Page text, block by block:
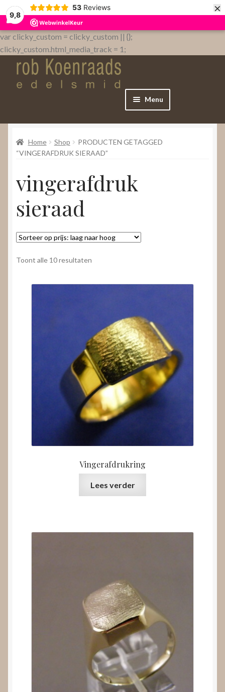
9,8
53 Reviews ×
var clicky_custom = clicky_custom || {};
clicky_custom.html_media_track = 1;
Menu
Home
WebShop
Over
Contact
Nieuws
Video’s
Home Shop
PRODUCTEN GETAGGED
“VINGERAFDRUK SIERAAD”
vingerafdruk
sieraad
Toont alle 10 resultaten
Vingerafdrukring
Lees verder